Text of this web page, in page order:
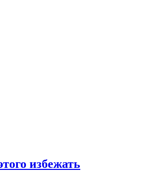
избежать